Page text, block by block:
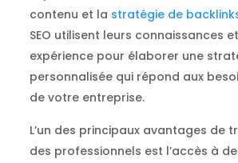
contenu et la stratégie de
SEO utilisent leurs connaissances
expérience pour élaborer une
personnalisée qui répond aux
de votre entreprise.
L’un des principaux avantages de
des professionnels est l’accès à